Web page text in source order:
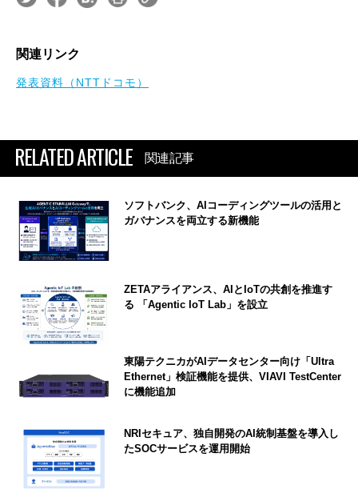
関連リンク
発表資料（NTTドコモ）
RELATED ARTICLE 関連記事
ソフトバンク、AIコーディングツールの活用と
ガバナンスを両立する新機能
ZETAアライアンス、AIとIoTの共創を推進す
る 「Agentic IoT Lab」を設立
東陽テクニカがAIデータセンター向け「Ultra
Ethernet」検証機能を提供、VIAVI TestCenter
に機能追加
NRIセキュア、独自開発のAI統制基盤を導入し
たSOCサービスを運用開始